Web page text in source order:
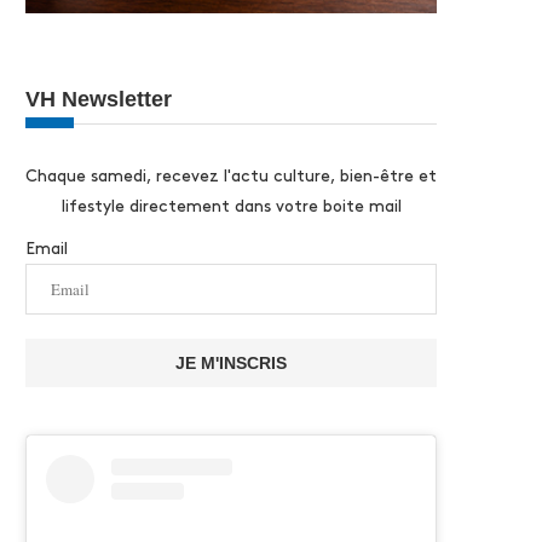
VH Newsletter
Chaque samedi, recevez l'actu culture, bien-être et
lifestyle directement dans votre boite mail
Email
JE M'INSCRIS